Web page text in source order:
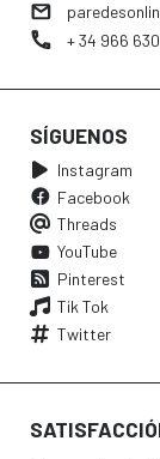
+ 34 966
SÍGUENOS
Instagram
Facebook
Threads
YouTube
Pinterest
Tik Tok
Twitter